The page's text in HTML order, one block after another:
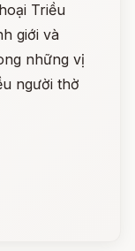
Triều
giới và
những vị
người thờ